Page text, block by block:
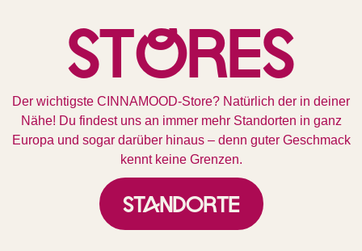
Stores
Der wichtigste CINNAMOOD-Store? Natürlich der in deiner
Nähe! Du findest uns an immer mehr Standorten in ganz
Europa und sogar darüber hinaus – denn guter Geschmack
kennt keine Grenzen.
Standorte